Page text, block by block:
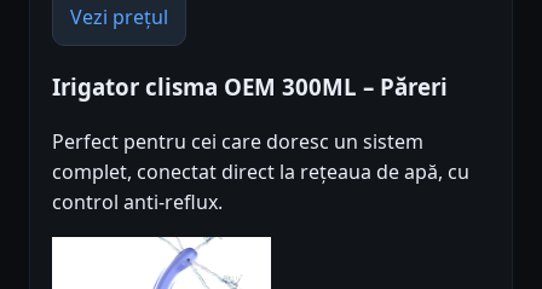
Vezi prețul
Irigator clisma OEM 300ML – Păreri
Perfect pentru cei care doresc un sistem
complet, conectat direct la rețeaua de apă, cu
control anti-reflux.